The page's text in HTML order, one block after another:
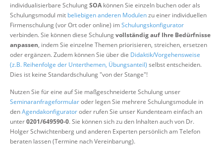
Suche
individualisierbare SchulungSOA können Sie einzeln buchen oder als
Schulungsmodul mit beliebigen anderen Modulenzu einer individuellen
Firmenschulung (vor Ort oder online) imSchulungskonfigurator
verbinden. Sie können diese Schulungvollständig auf Ihre Bedürfnisse
anpassen, indem Sie einzelne Themen priorisieren, streichen, ersetzen
oder ergänzen. Zudem können Sie über die Didaktik/Vorgehensweise
(z.B. Reihenfolge der Unterthemen, Übungsanteil) selbst entscheiden.
Dies ist keine Standardschulung "von der Stange"!
Nutzen Sie für eine auf Sie maßgeschneiderte Schulung unser
Seminaranfrageformularoder legen Sie mehrere Schulungsmodule in
denAgendakonfiguratoroder rufen Sie unser Kundenteam einfach an
unter0201/649590-0. Sie können sich zu den Inhalten auch von Dr.
Holger Schwichtenberg und anderen Experten persönlich am Telefon
beraten lassen (Termine nach Vereinbarung).